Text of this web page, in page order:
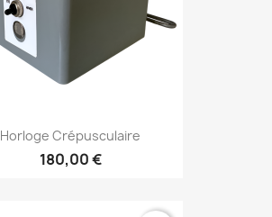
Horloge Crépusculaire
180,00 €